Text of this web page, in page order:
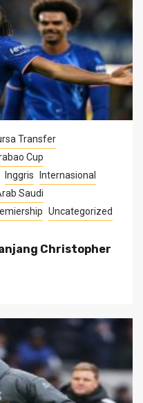
Transfer
Cup
Inggris
Internasional
Saudi
Uncategorized
Christopher